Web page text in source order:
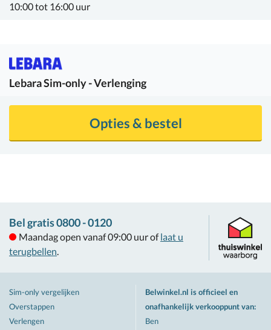
10:00 tot 16:00 uur
LebaraSim-only - Verlenging
Opties & bestel
Bel gratis 0800 - 0120
Maandag open vanaf 09:00 uur of laat u
terugbellen.
Sim-only vergelijken
Overstappen
Verlengen
Belwinkel.nl is officieel en
onafhankelijk verkooppunt van:
Ben